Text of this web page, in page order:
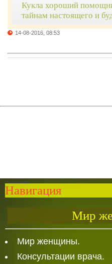
Кукла хороший
тайнам настоящего и
14-08-2016, 08:53
Навигация
Мир
Мир женщины.
Консультации врача.